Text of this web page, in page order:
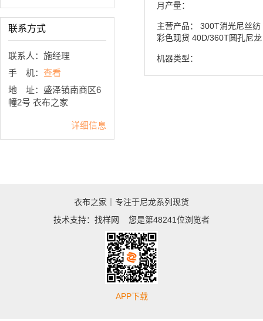
联系方式
联系人：施经理
手 机： 查看
地 址：盛泽镇南商区6
幢2号 衣布之家
详细信息
月产量：
主营产品：
300T消光尼丝
彩色现货 40D/360T圆孔尼
机器类型：
衣布之家｜专注于尼龙系列现货
技术支持： 找样网 您是第48241位浏览者
APP下载